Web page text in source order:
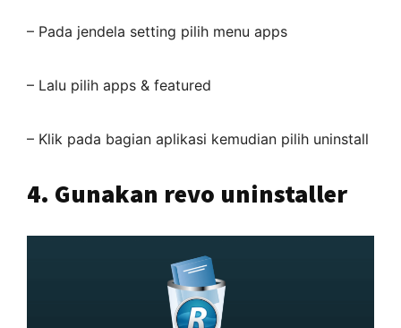
– Pada jendela setting pilih menu apps
– Lalu pilih apps & featured
– Klik pada bagian aplikasi kemudian pilih uninstall
4. Gunakan revo uninstaller